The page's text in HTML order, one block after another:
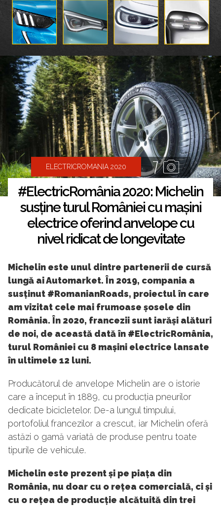
ELECTRICROMANIA 2020 7
#ElectricRomânia 2020: Michelin
susține turul României cu mașini
electrice oferind anvelope cu
nivel ridicat de longevitate
Michelin este unul dintre partenerii de cursă
lungă ai Automarket. În 2019, compania a
susținut #RomanianRoads, proiectul în care
am vizitat cele mai frumoase șosele din
România. În 2020, francezii sunt iarăși alături
de noi, de această dată în #ElectricRomânia,
turul României cu 8 mașini electrice lansate
în ultimele 12 luni.
Producătorul de anvelope Michelin are o istorie
care a început în 1889, cu producția pneurilor
dedicate bicicletelor. De-a lungul timpului,
portofoliul francezilor a crescut, iar Michelin oferă
astăzi o gamă variată de produse pentru toate
tipurile de vehicule.
Michelin este prezent și pe piața din
România, nu doar cu o rețea comercială, ci și
cu o rețea de producție alcătuită din trei